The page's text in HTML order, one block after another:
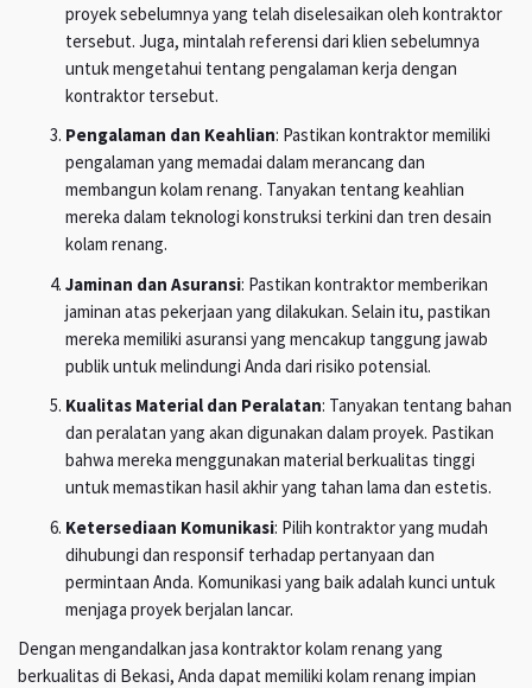
proyek sebelumnya yang telah diselesaikan oleh kontraktor
tersebut. Juga, mintalah referensi dari klien sebelumnya
untuk mengetahui tentang pengalaman kerja dengan
kontraktor tersebut.
Pengalaman dan Keahlian: Pastikan kontraktor memiliki
pengalaman yang memadai dalam merancang dan
membangun kolam renang. Tanyakan tentang keahlian
mereka dalam teknologi konstruksi terkini dan tren desain
kolam renang.
Jaminan dan Asuransi: Pastikan kontraktor memberikan
jaminan atas pekerjaan yang dilakukan. Selain itu, pastikan
mereka memiliki asuransi yang mencakup tanggung jawab
publik untuk melindungi Anda dari risiko potensial.
Kualitas Material dan Peralatan: Tanyakan tentang bahan
dan peralatan yang akan digunakan dalam proyek. Pastikan
bahwa mereka menggunakan material berkualitas tinggi
untuk memastikan hasil akhir yang tahan lama dan estetis.
Ketersediaan Komunikasi: Pilih kontraktor yang mudah
dihubungi dan responsif terhadap pertanyaan dan
permintaan Anda. Komunikasi yang baik adalah kunci untuk
menjaga proyek berjalan lancar.
Dengan mengandalkan jasa kontraktor kolam renang yang
berkualitas di Bekasi, Anda dapat memiliki kolam renang impian